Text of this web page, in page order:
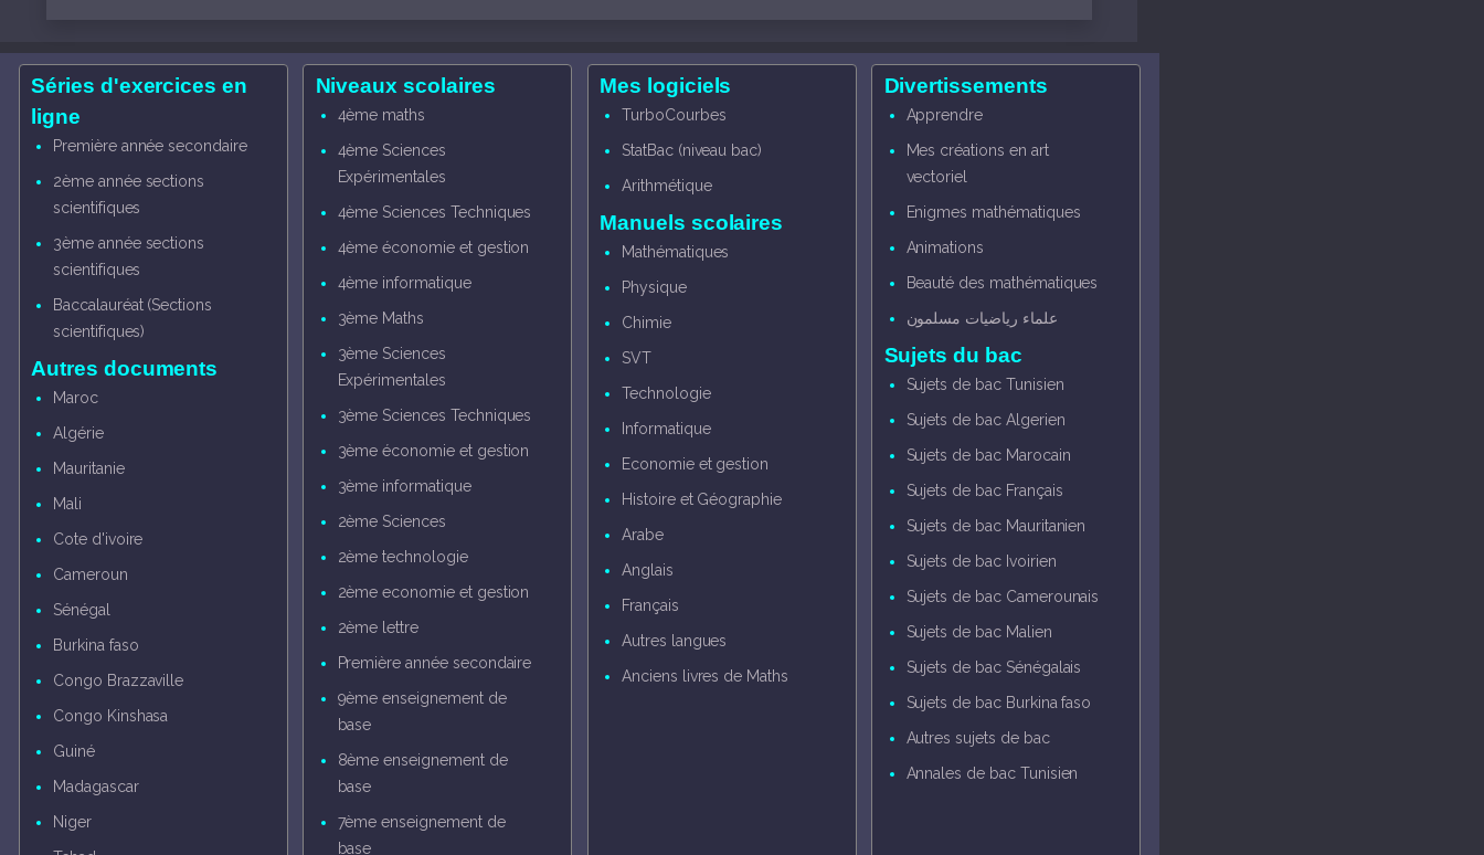
Séries d'exercices en
ligne
Première année secondaire
2ème année sections
scientifiques
3ème année sections
scientifiques
Baccalauréat (Sections
scientifiques)
Autres documents
Maroc
Algérie
Mauritanie
Mali
Cote d'ivoire
Cameroun
Sénégal
Burkina faso
Congo Brazzaville
Congo Kinshasa
Guiné
Madagascar
Niger
Niveaux scolaires
4ème maths
4ème Sciences
Expérimentales
4ème Sciences Techniques
4ème économie et gestion
4ème informatique
3ème Maths
3ème Sciences
Expérimentales
3ème Sciences Techniques
3ème économie et gestion
3ème informatique
2ème Sciences
2ème technologie
2ème economie et gestion
2ème lettre
Première année secondaire
9ème enseignement de
base
8ème enseignement de
base
7ème enseignement de
base
Mes logiciels
TurboCourbes
StatBac (niveau bac)
Arithmétique
Manuels scolaires
Mathématiques
Physique
Chimie
SVT
Technologie
Informatique
Economie et gestion
Histoire et Géographie
Arabe
Anglais
Français
Autres langues
Anciens livres de Maths
Divertissements
Apprendre
Mes créations en art
vectoriel
Enigmes mathématiques
Animations
Beauté des mathématiques
علماء رياضيات مسلمون
Sujets du bac
Sujets de bac Tunisien
Sujets de bac Algerien
Sujets de bac Marocain
Sujets de bac Français
Sujets de bac Mauritanien
Sujets de bac Ivoirien
Sujets de bac Camerounais
Sujets de bac Malien
Sujets de bac Sénégalais
Sujets de bac Burkina faso
Autres sujets de bac
Annales de bac Tunisien